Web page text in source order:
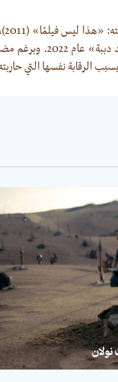
(2015)، و«ثلاثة وجوه»
الرقابة نفسها التي
٣٠ يوليو ٢٠٢٦
نولان